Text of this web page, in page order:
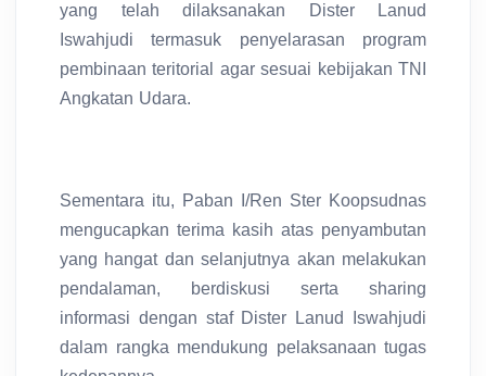
yang telah dilaksanakan Dister Lanud
Iswahjudi termasuk penyelarasan program
pembinaan teritorial agar sesuai kebijakan TNI
Angkatan Udara.
Sementara itu, Paban I/Ren Ster Koopsudnas
mengucapkan terima kasih atas penyambutan
yang hangat dan selanjutnya akan melakukan
pendalaman, berdiskusi serta sharing
informasi dengan staf Dister Lanud Iswahjudi
dalam rangka mendukung pelaksanaan tugas